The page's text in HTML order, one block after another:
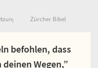
Zürcher Bibel
befohlen, dass
Wegen,”